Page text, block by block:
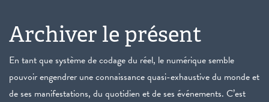
Archiver le présent
En tant que système de codage du réel, le numérique semble
pouvoir engendrer une connaissance quasi-exhaustive du monde et
de ses manifestations, du quotidien et de ses événements. C’est